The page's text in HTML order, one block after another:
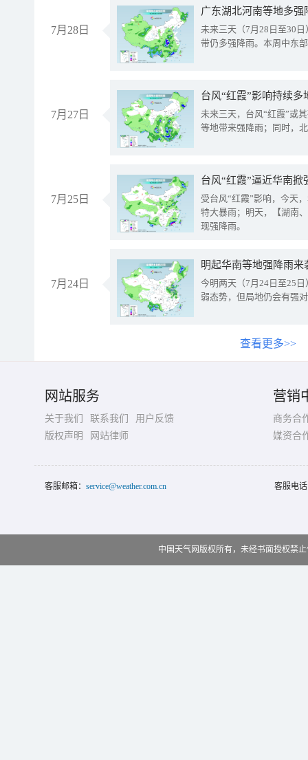
7月28日
广东湖北河南等地多
未来三天（7月28日至30
带仍多强降雨。本周中东
7月27日
台风“红霞”影响持续
未来三天，台风“红霞”或
等地带来强降雨；同时，
7月25日
台风“红霞”逼近华南
受台风“红霞”影响，今天
特大暴雨；明天，【湖南
现强降雨。
7月24日
明起华南等地强降雨
今明两天（7月24日至25
弱态势，但局地仍会有强
查看更多>>
网站服务
关于我们 联系我们
用户反馈
版权声明
网站律师
营销
商务合
媒资合
客服邮箱： service@weather.com.cn 客服电
中国天气网版权所有，未经书面授权